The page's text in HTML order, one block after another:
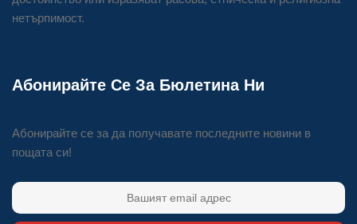
нетърпимост.
Абонирайте Се За Бюлетина Ни
Абонирайте се за да получавате последните новини в
пощата си!